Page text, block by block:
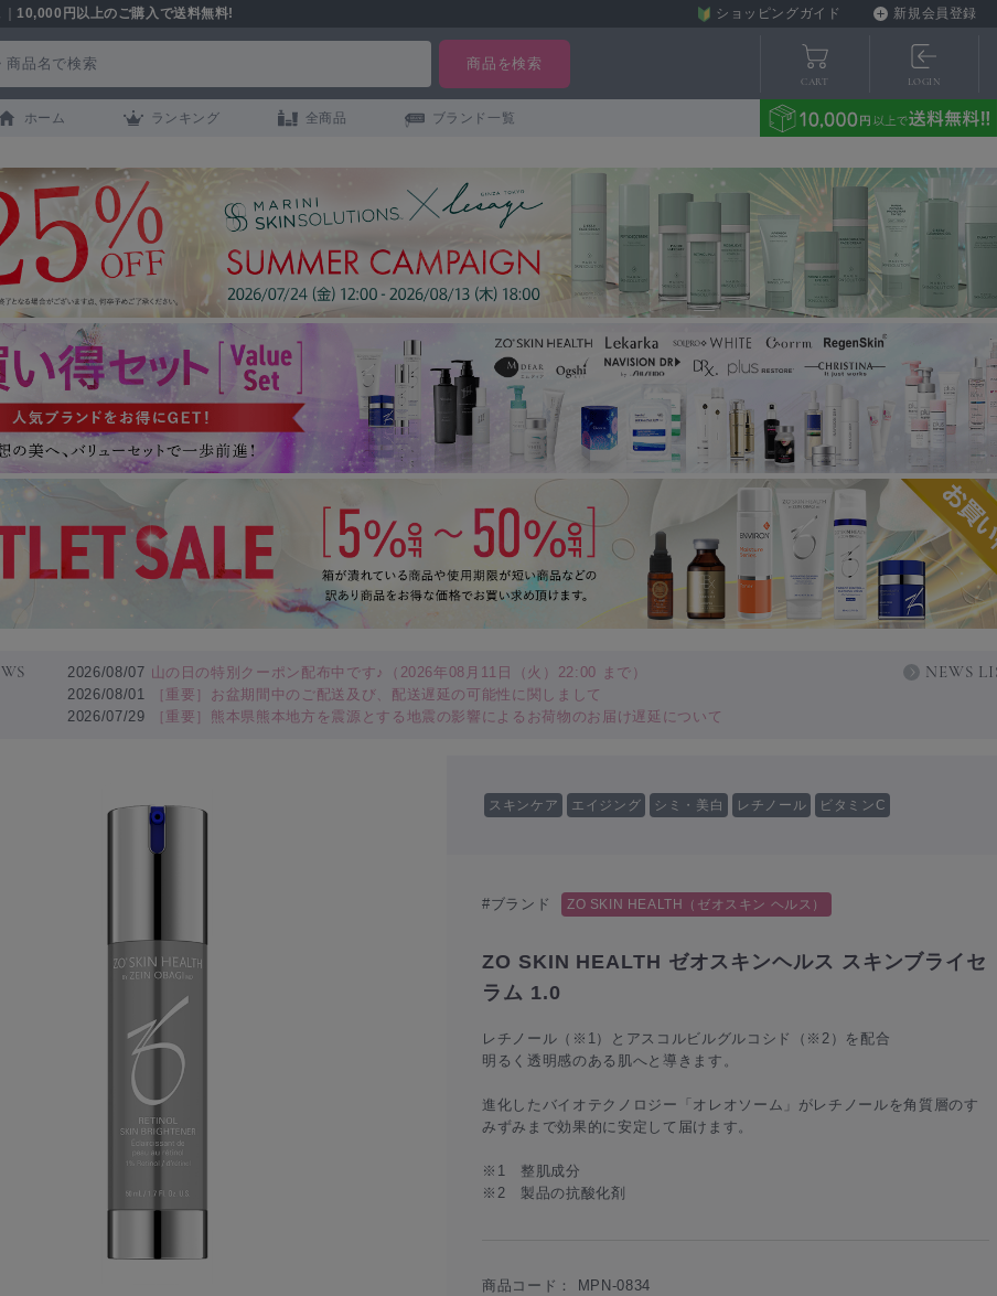
10,000円以上のご購入で送料無料! ショッピングガイド 新規会員登録
CART LOGIN
ホーム ランキング 全商品 ブランド一覧
2026/08/07 山の日の特別クーポン配布中です♪（2026年08月11日（火）22:00 まで）
2026/08/01
［重要］お盆期間中のご配送及び、配送遅延の可能性に関しまして
2026/07/29
［重要］熊本県熊本地方を震源とする地震の影響によるお荷物のお届け遅延について
NEWS
スキンケア エイジング シミ・美白 レチノール ビタミンC
#ブランド ZO SKIN HEALTH（ゼオスキン ヘルス）
ZO SKIN HEALTH ゼオスキンヘルス スキンブライセ
ラム 1.0
レチノール（※1）とアスコルビルグルコシド（※2）を配合
明るく透明感のある肌へと導きます。
進化したバイオテクノロジー「オレオソーム」がレチノールを角質層のす
みずみまで効果的に安定して届けます。
※1 整肌成分
※2 製品の抗酸化剤
商品コード：
MPN-0834